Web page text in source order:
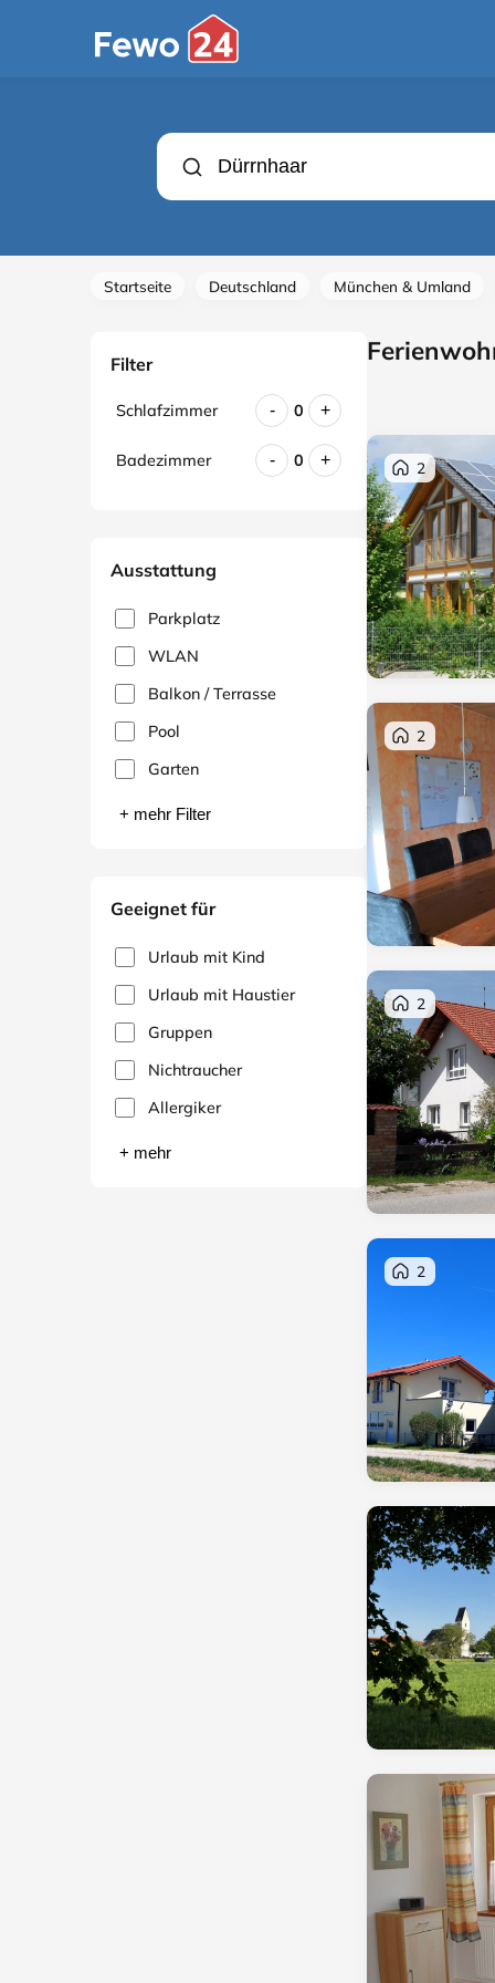
Startseite Deutschland München & Umland
Filter
Schlafzimmer - 0 +
Badezimmer - 0 +
Ausstattung
Parkplatz
WLAN
Balkon / Terrasse
Pool
Garten
+ mehr Filter
Geeignet für
Urlaub mit Kind
Urlaub mit Haustier
Gruppen
Nichtraucher
Allergiker
+ mehr
2
2
2
2